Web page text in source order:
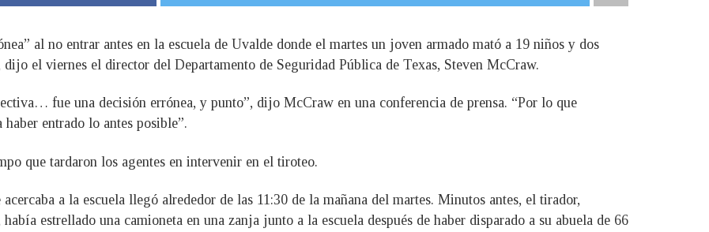
al no entrar antes en la escuela de Uvalde donde el martes un joven armado mató a 19 niños y dos
el viernes el director del Departamento de Seguridad Pública de Texas, Steven McCraw.
fue una decisión errónea, y punto”, dijo McCraw en una conferencia de prensa. “Por lo que
haber entrado lo antes posible”.
que tardaron los agentes en intervenir en el tiroteo.
a la escuela llegó alrededor de las 11:30 de la mañana del martes. Minutos antes, el tirador,
estrellado una camioneta en una zanja junto a la escuela después de haber disparado a su abuela de 66